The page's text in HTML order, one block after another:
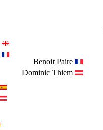
Benoit Paire
Dominic Thiem